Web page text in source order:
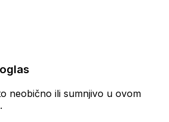
neobično ili sumnjivo u ovom